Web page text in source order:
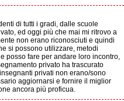
di tutti i gradi, dalle scuole
ed oggi più che mai mi ritrovo a
non erano riconosciuti e quindi
si possono utilizzare, metodi
posso fare per andare loro incontro,
privato ha trascurato
privati non erano/sono
aggiornarsi e fornire il miglior
ancora più proficua.